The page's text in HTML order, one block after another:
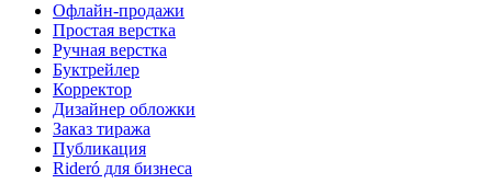
Офлайн-продажи
Простая верстка
Ручная верстка
Буктрейлер
Корректор
Дизайнер обложки
Заказ тиража
Публикация
Rideró для бизнеса